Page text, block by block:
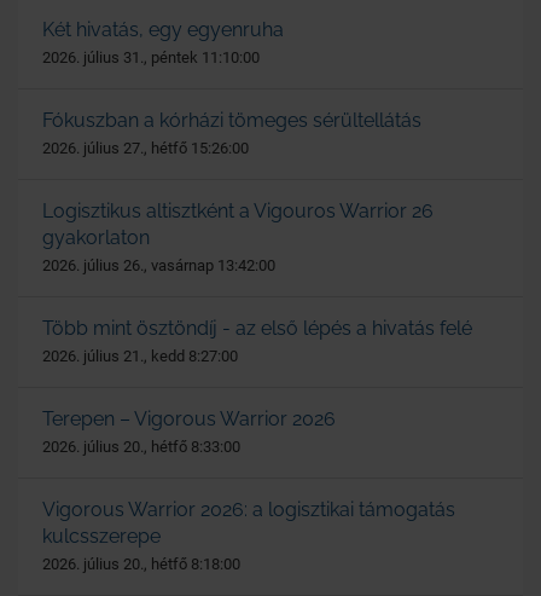
Két hivatás, egy egyenruha
2026. július 31., péntek 11:10:00
Fókuszban a kórházi tömeges sérültellátás
2026. július 27., hétfő 15:26:00
Logisztikus altisztként a Vigouros Warrior 26
gyakorlaton
2026. július 26., vasárnap 13:42:00
Több mint ösztöndíj - az első lépés a hivatás felé
2026. július 21., kedd 8:27:00
Terepen – Vigorous Warrior 2026
2026. július 20., hétfő 8:33:00
Vigorous Warrior 2026: a logisztikai támogatás
kulcsszerepe
2026. július 20., hétfő 8:18:00